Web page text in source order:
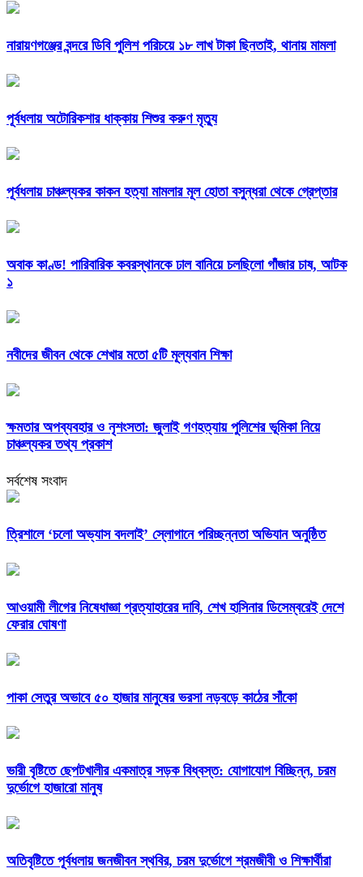
নারায়ণগঞ্জের বন্দরে ডিবি পুলিশ পরিচয়ে ১৮ লাখ টাকা ছিনতাই, থানায় মামলা
পূর্বধলায় অটোরিকশার ধাক্কায় শিশুর করুণ মৃত্যু
পূর্বধলায় চাঞ্চল্যকর কাকন হত্যা মামলার মূল হোতা বসুন্ধরা থেকে গ্রেপ্তার
অবাক কাণ্ড! পারিবারিক কবরস্থানকে ঢাল বানিয়ে চলছিলো গাঁজার চাষ, আটক
১
নবীদের জীবন থেকে শেখার মতো ৫টি মূল্যবান শিক্ষা
ক্ষমতার অপব্যবহার ও নৃশংসতা: জুলাই গণহত্যায় পুলিশের ভূমিকা নিয়ে
চাঞ্চল্যকর তথ্য প্রকাশ
সর্বশেষ সংবাদ
‎ত্রিশালে ‘চলো অভ্যাস বদলাই’ স্লোগানে পরিচ্ছন্নতা অভিযান অনুষ্ঠিত
আওয়ামী লীগের নিষেধাজ্ঞা প্রত্যাহারের দাবি, শেখ হাসিনার ডিসেম্বরেই দেশে
ফেরার ঘোষণা
পাকা সেতুর অভাবে ৫০ হাজার মানুষের ভরসা নড়বড়ে কাঠের সাঁকো
ভারী বৃষ্টিতে ছেপটখালীর একমাত্র সড়ক বিধ্বস্ত: যোগাযোগ বিচ্ছিন্ন, চরম
দুর্ভোগে হাজারো মানুষ
অতিবৃষ্টিতে পূর্বধলায় জনজীবন স্থবির, চরম দুর্ভোগে শ্রমজীবী ও শিক্ষার্থীরা